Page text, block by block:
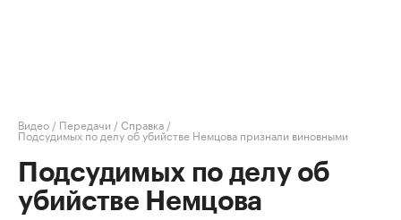
Видео / Передачи /Справка /
Подсудимых по делу об убийстве Немцова признали виновными
Подсудимых по делу об
убийстве Немцова